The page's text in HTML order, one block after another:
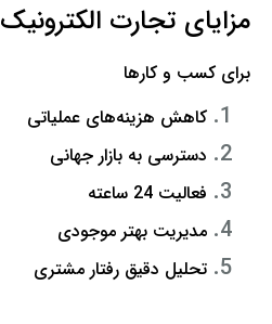
مزایای تجارت الکترونیک
برای کسب و کارها
کاهش هزینه‌های عملیاتی
دسترسی به بازار جهانی
فعالیت 24 ساعته
مدیریت بهتر موجودی
تحلیل دقیق رفتار مشتری